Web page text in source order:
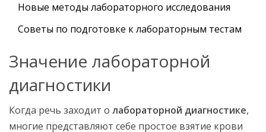
Новые методы лабораторного исследования
Советы по подготовке к лабораторным тестам
Значение лабораторной
диагностики
Когда речь заходит о лабораторной диагностике,
многие представляют себе простое взятие крови